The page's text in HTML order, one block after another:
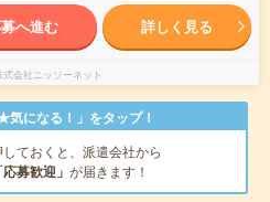
へ進む 詳しく見る
式会社ニッソーネット
になる！」をタップ！
しておくと、派遣会社から
応募歓迎」 が届きます！